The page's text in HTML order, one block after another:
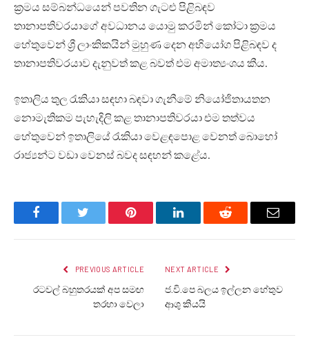
ක්‍රමය සම්බන්ධයෙන් පවතින ගැටළු පිළිබඳව
තානාපතිවරයාගේ අවධානය යොමු කරමින් කෝටා ක්‍රමය
හේතුවෙන් ශ්‍රී ලාංකිකයින් මුහුණ දෙන අභියෝග පිළිබඳව ද
තානාපතිවරයාව දැනුවත් කළ බවත් එම අමාත්‍යංශය කීය.
ඉතාලිය තුල රැකියා සඳහා බඳවා ගැනීමේ නියෝජිතායතන
නොමැතිකම පැහැදිලි කළ තානාපතිවරයා එම තත්වය
හේතුවෙන් ඉතාලියේ රැකියා වෙළඳපොළ වෙනත් බොහෝ
රාජ්‍යන්ට වඩා වෙනස් බවද සඳහන් කළේය.
FacebookTwitter Pinterest LinkedInReddit Email
PREVIOUS ARTICLE
රටවල් බහුතරයක් අප සමඟ
තරහා වෙලා
NEXT ARTICLE
ජ.වි.පෙ බලය ඉල්ලන හේතුව
ආශු කියයි